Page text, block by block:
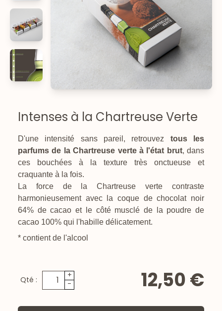
Intenses à la Chartreuse Verte
D'une intensité sans pareil, retrouvez tous les
parfums de la Chartreuse verte à l'état brut, dans
ces bouchées à la texture très onctueuse et
craquante à la fois.
La force de la Chartreuse verte contraste
harmonieusement avec la coque de chocolat noir
64% de cacao et le côté musclé de la poudre de
cacao 100% qui l'habille délicatement.
* contient de l'alcool
Qté :
+
-
12,50 €